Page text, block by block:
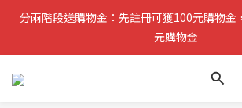
分兩階段送購物金：先註冊可獲100元購物金
元購物金
分兩階段送購物金：先註冊可獲100元購物金
元購物金
小提醒：先完成註冊即可領取第一筆購物金，